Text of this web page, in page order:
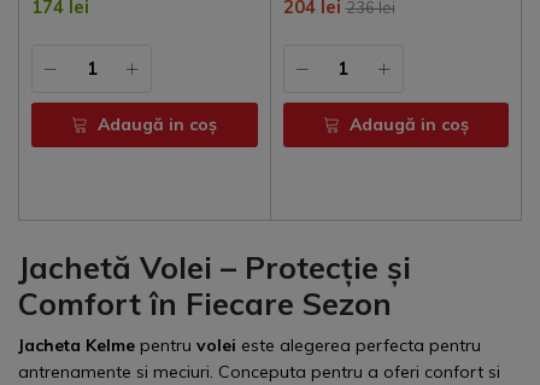
174 lei
Adaugă in coş
236 lei
204 lei
Adaugă in coş
Jachetă Volei – Protecție și
Comfort în Fiecare Sezon
Jacheta Kelme pentru volei este alegerea perfecta pentru
antrenamente si meciuri. Conceputa pentru a oferi confort si